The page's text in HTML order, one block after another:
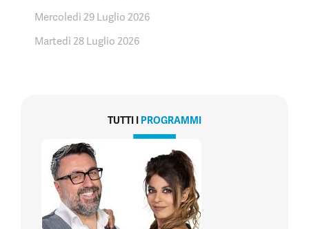
Mercoledì 29 Luglio 2026
Martedì 28 Luglio 2026
TUTTI I PROGRAMMI